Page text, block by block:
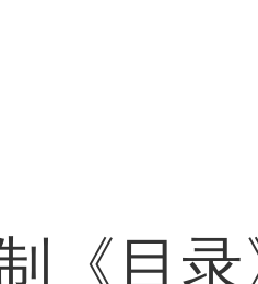
目录